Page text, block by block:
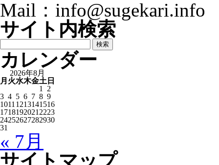
Mail：info@sugekari.info
サイト内検索
検
索:
カレンダー
2026年8月
月 火水木金土 日
1
2
3 4 5 6 7 8 9
1011 1213141516
1718192021 2223
24252627282930
31
« 7月
サイトマップ